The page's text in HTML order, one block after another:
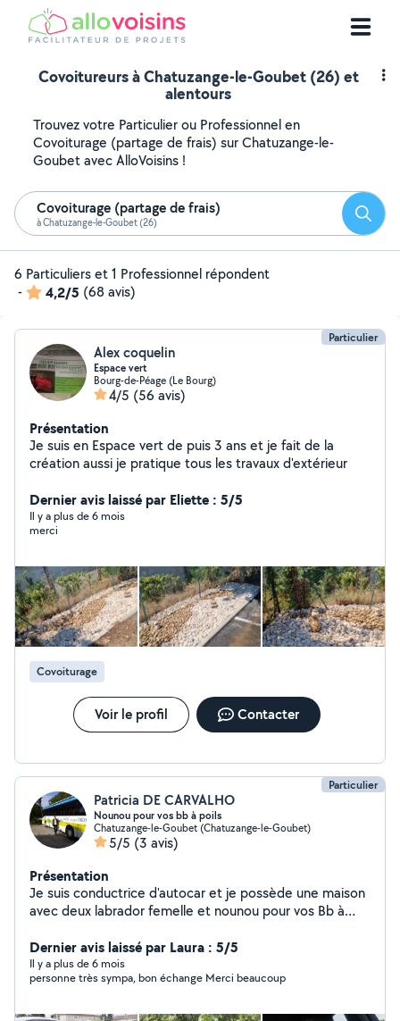
Covoitureurs à Chatuzange-le-Goubet (26) et
alentours
Trouvez votre Particulier ou Professionnel en
Covoiturage (partage de frais) sur Chatuzange-le-
Goubet avec AlloVoisins !
Covoiturage (partage de frais)
à Chatuzange-le-Goubet (26)
6 Particuliers et 1 Professionnel répondent
-
4,2/5 (68 avis)
Particulier
Alex coquelin
Espace vert
Bourg-de-Péage (Le Bourg)
4/5 (56 avis)
Présentation
Je suis en Espace vert de puis 3 ans et je fait de la
création aussi je pratique tous les travaux d'extérieur
Dernier avis laissé par Eliette : 5/5
Il y a plus de 6 mois
merci
Covoiturage
Voir le profil Contacter
Particulier
Patricia DE CARVALHO
Nounou pour vos bb à poils
Chatuzange-le-Goubet (Chatuzange-le-Goubet)
5/5 (3 avis)
Présentation
Je suis conductrice d'autocar et je possède une maison
avec deux labrador femelle et nounou pour vos Bb à
Je peux être votre voiturier pour vous accompagner le
jour de votre mariage ou EVJF avec ma belle berline
BMW ou véhicule que vous aurez loué. J'adore les
Dernier avis laissé par Laura : 5/5
Il y a plus de 6 mois
personne très sympa, bon échange Merci beaucoup